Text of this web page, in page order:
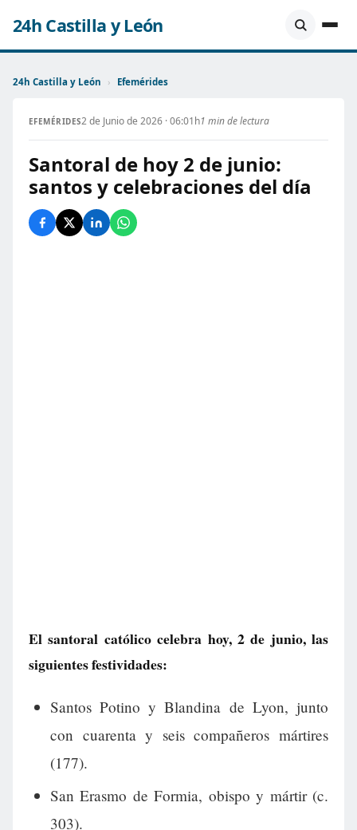
24h Castilla y León
24h Castilla y León › Efemérides
EFEMÉRIDES2 de Junio de 2026 · 06:01h1 min de lectura
Santoral de hoy 2 de junio:
santos y celebraciones del día
El santoral católico celebra hoy, 2 de junio, las
siguientes festividades:
Santos Potino y Blandina de Lyon, junto
con cuarenta y seis compañeros mártires
(177).
San Erasmo de Formia, obispo y mártir (c.
303).